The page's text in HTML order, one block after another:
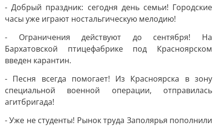
- Добрый праздник: сегодня день семьи! Городские
часы уже играют ностальгическую мелодию!
- Ограничения действуют до сентября! На
Бархатовской птицефабрике под Красноярском
введен карантин.
- Песня всегда помогает! Из Красноярска в зону
специальной военной операции, отправилась
агитбригада!
- Уже не студенты! Рынок труда Заполярья пополнили